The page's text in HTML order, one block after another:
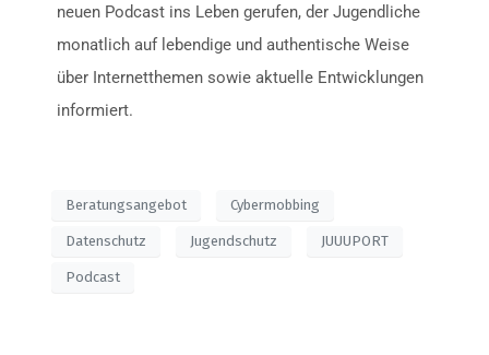
neuen Podcast ins Leben gerufen, der Jugendliche
monatlich auf lebendige und authentische Weise
über Internetthemen sowie aktuelle Entwicklungen
informiert.
Beratungsangebot Cybermobbing
Datenschutz Jugendschutz JUUUPORT
Podcast